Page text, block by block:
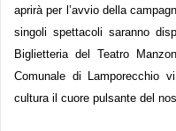
aprirà per l’avvio della c
singoli spettacoli saranno
Biglietteria del Teatro
Comunale di Lamporecchio
cultura il cuore pulsante del